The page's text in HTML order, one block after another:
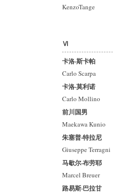
KenzoTange
Ⅵ
卡洛·斯卡帕
Carlo Scarpa
卡洛·莫利诺
Carlo Mollino
前川国男
Maekawa Kunio
朱塞普·特拉尼
Giuseppe Terragni
马歇尔·布劳耶
Marcel Breuer
路易斯·巴拉甘